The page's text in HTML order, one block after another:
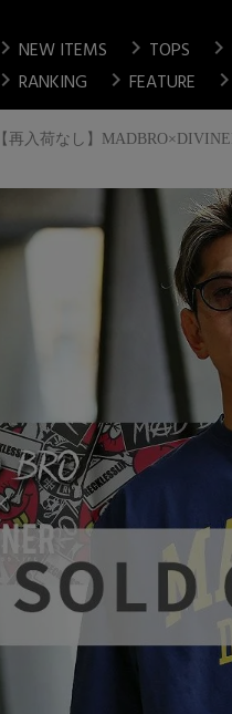
chevron_right NEW ITEMS chevron_right TOPS chevron_right
chevron_right RANKING chevron_right FEATURE chevron_right
【再入荷なし】